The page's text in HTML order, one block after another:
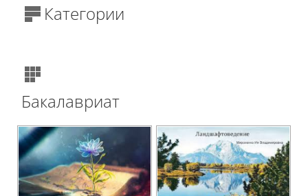
Категории
Бакалавриат